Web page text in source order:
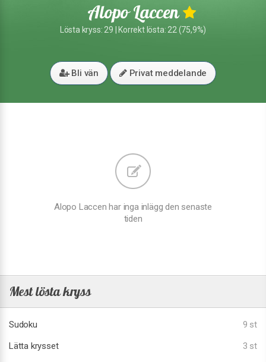
Alopo Laccen
Lösta kryss: 29 | Korrekt lösta: 22 (75,9%)
Bli vän Privat meddelande
Alopo Laccen har inga inlägg den senaste
tiden
Mest lösta kryss
Sudoku
9 st
Lätta krysset
3 st